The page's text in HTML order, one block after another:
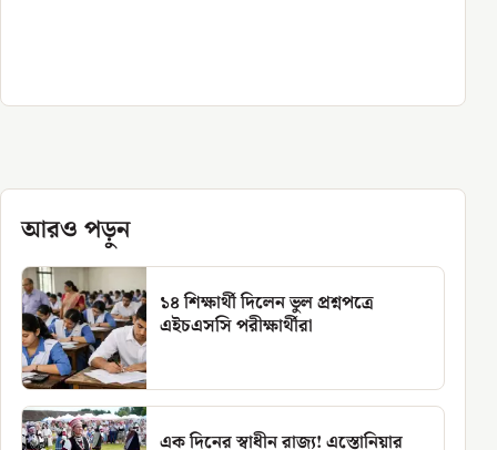
আরও পড়ুন
১৪ শিক্ষার্থী দিলেন ভুল প্রশ্নপত্রে
এইচএসসি পরীক্ষার্থীরা
এক দিনের স্বাধীন রাজ্য! এস্তোনিয়ার